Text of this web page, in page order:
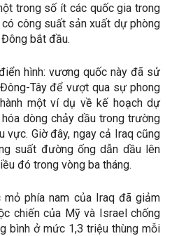
trong số ít các quốc gia trong
công suất sản xuất dự phòng
bắt đầu.
hình: vương quốc này đã sử
Tây để vượt qua sự phong
một ví dụ về kế hoạch dự
dòng chảy dầu trong trường
vực. Giờ đây, ngay cả Iraq cũng
suất đường ống dẫn dầu lên
đó trong vòng ba tháng.
phía nam của Iraq đã giảm
chiến của Mỹ và Israel chống
bình ở mức 1,3 triệu thùng mỗi